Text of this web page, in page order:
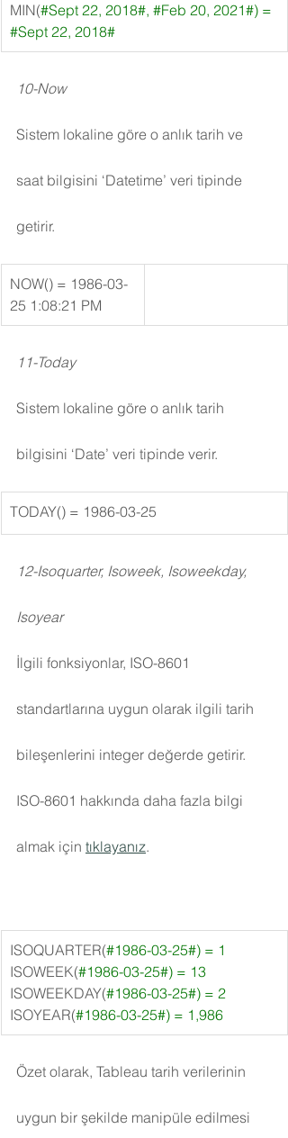
MIN(#Sept 22, 2018#, #Feb 20, 2021#) =
#Sept 22, 2018#
10-Now
Sistem lokaline göre o anlık tarih ve
saat bilgisini ‘Datetime’ veri tipinde
getirir.
​NOW() = 1986-03-
25 1:08:21 PM
11-Today
Sistem lokaline göre o anlık tarih
bilgisini ‘Date’ veri tipinde verir.
​TODAY() = 1986-03-25
12-Isoquarter, Isoweek, Isoweekday,
Isoyear
İlgili fonksiyonlar, ISO-8601
standartlarına uygun olarak ilgili tarih
bileşenlerini integer değerde getirir.
ISO-8601 hakkında daha fazla bilgi
almak için tıklayanız.
ISOQUARTER(#1986-03-25#) = 1
ISOWEEK(#1986-03-25#) = 13
ISOWEEKDAY(#1986-03-25#) = 2
ISOYEAR(#1986-03-25#) = 1,986
Özet olarak, Tableau tarih verilerinin
uygun bir şekilde manipüle edilmesi